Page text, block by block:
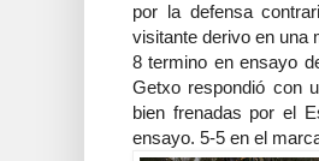
por la defensa
visitante derivo en una
8 termino en ensayo
Getxo respondió con
bien frenadas por el
ensayo. 5-5 en el